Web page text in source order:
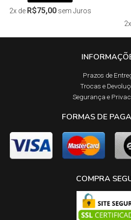
2x de R$75,00 sem Juros
Prazos de
Trocas e
Segurança e
FORMAS DE
COMPRA